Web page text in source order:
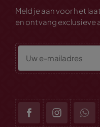
Meld je aan voor het
en ontvang exclusieve